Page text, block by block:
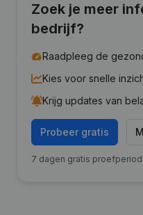
Zoek je meer
bedrijf?
Raadpleeg de
Kies voor snelle
Krijg updates van
Probeer gratis
7 dagen gratis